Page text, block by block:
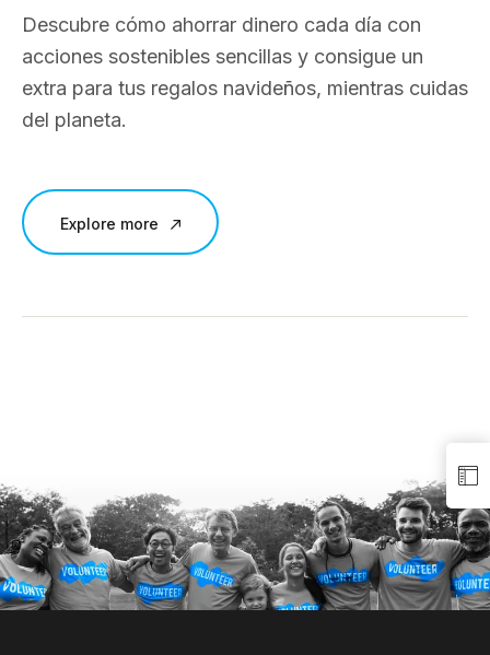
Descubre cómo ahorrar dinero cada día con
acciones sostenibles sencillas y consigue un
extra para tus regalos navideños, mientras cuidas
del planeta.
Explore more